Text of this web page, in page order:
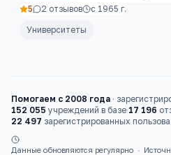
5 2 отзывов с 1965 г.
Университеты
Помогаем с 2008 года ·
152 055 учреждений в базе·17 196
22 497 зарегистрированных
Данные обновляются регулярно ·